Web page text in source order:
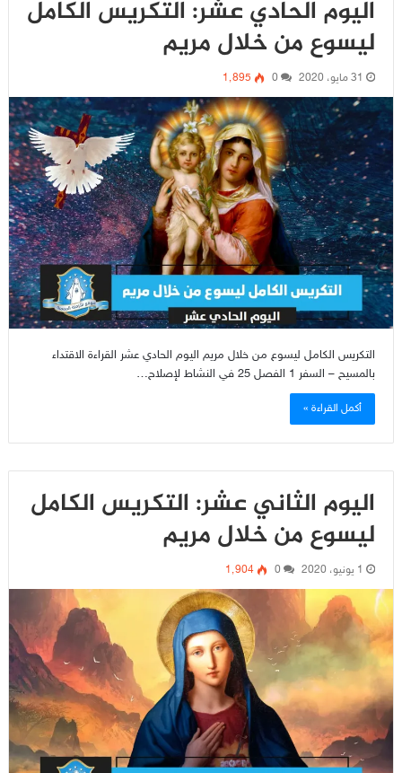
اليوم الحادي عشر: التكريس الكامل
ليسوع من خلال مريم
31 مايو، 2020 0 1٬895
التكريس الكامل ليسوع من خلال مريم اليوم الحادي عشر القراءة الاقتداء
بالمسيح – السفر 1 الفصل 25 في النشاط لإصلاح…
أكمل القراءة »
اليوم الثاني عشر: التكريس الكامل
ليسوع من خلال مريم
1 يونيو، 2020 0 1٬904